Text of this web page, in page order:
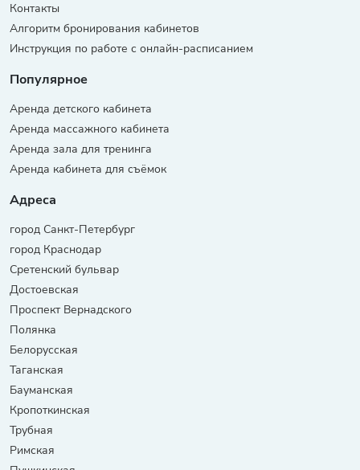
Контакты
Алгоритм бронирования кабинетов
Инструкция по работе с онлайн-расписанием
Популярное
Аренда детского кабинета
Аренда массажного кабинета
Аренда зала для тренинга
Аренда кабинета для съёмок
Адреса
город Санкт-Петербург
город Краснодар
Сретенский бульвар
Достоевская
Проспект Вернадского
Полянка
Белорусская
Таганская
Бауманская
Кропоткинская
Трубная
Римская